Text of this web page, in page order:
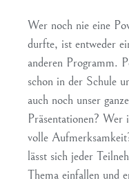
Wer noch nie eine
durfte, ist entweder
anderen Programm.
schon in der Schule
auch noch unser
Präsentationen?
volle
lässt sich jeder
Thema einfallen und